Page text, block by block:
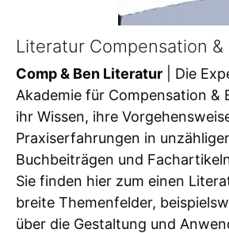
Literatur Compensation
Comp & Ben Literatur | Die
Akademie für Compensation &
ihr Wissen, ihre
Praxiserfahrungen in
Buchbeiträgen und
Sie finden hier zum einen
breite Themenfelder,
über die Gestaltung und